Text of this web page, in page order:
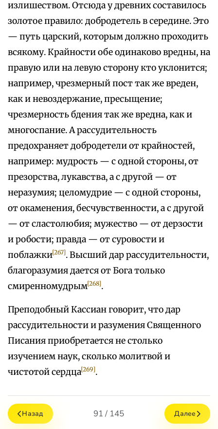
излишеством. Отсюда у древних составилось
золотое правило: добродетель в середине. Это
— путь царский, которым должно проходить
всякому. Крайности обе одинаково вредны, на
правую или на левую сторону кто уклонится;
например, чрезмерный пост так же вреден,
как и невоздержание, пресыщение;
чрезмерность бдения так же вредна, как и
многоспание. А рассудительность
предохраняет добродетели от крайностей,
например: мудрость — с одной стороны, от
презорства, лукавства, а с другой — от
неразумия; целомудрие — с одной стороны,
от окаменения, бесчувственности, а с другой
— от сластолюбия; мужество — от дерзости
и робости; правда — от суровости и
поблажки[267]. Высший дар рассудительности,
благоразумия дается от Бога только
смиренномудрым[268].
Преподобный Кассиан говорит, что дар
рассудительности и разумения Священного
Писания приобретается не столько
изучением наук, сколько молитвой и
чистотой сердца[269].
Назад 91 / 145 Далее